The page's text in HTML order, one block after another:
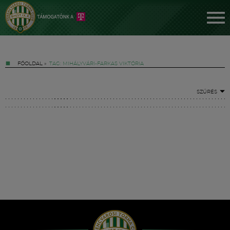
FŐOLDAL » TAG: MIHÁLYVÁRI-FARKAS VIKTÓRIA
SZŰRÉS
Hírek